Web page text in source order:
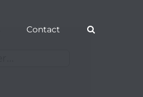
Contact